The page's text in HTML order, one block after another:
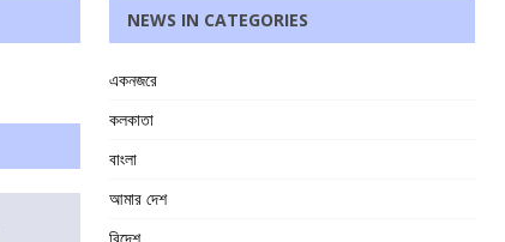
NEWS IN CATEGORIES
একনজরে
কলকাতা
বাংলা
আমার দেশ